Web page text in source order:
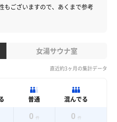
もございますので、あくまで参考
女湯サウナ室
直近約3ヶ月の集計データ
普通 混んでる
0 件 0 件